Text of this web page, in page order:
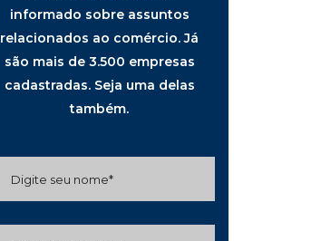
informado sobre assuntos
relacionados ao comércio. Já
são mais de 3.500 empresas
cadastradas. Seja uma delas
também.